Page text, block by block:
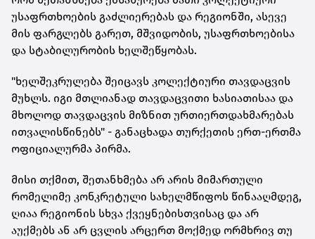
უსაფრთხოების გაძლიერებას და რეგიონში, ასევე
მის ფარგლებს გარეთ, მშვიდობის, უსაფრთხოებისა
და სტაბილურობის ხელშეწყობას.
"ხელშეკრულება შეიცავს კოლექტიური თავდაცვის
მუხლს. იგი მთლიანად თავდაცვითი ხასიათისაა და
მხოლოდ თავდაცვის მიზნით ურთიერთდახმარებას
ითვალისწინებს" - განაცხადა თურქეთის ერთ-ერთმა
ოფიციალურმა პირმა.
მისი თქმით, შეთანხმება არ არის მიმართული
რომელიმე კონკრეტული სახელმწიფოს წინააღმდეგ,
ღიაა რეგიონის სხვა ქვეყნებისთვისაც და არ
აუქმებს ან არ ცვლის არცერთ მოქმედ ორმხრივ თუ